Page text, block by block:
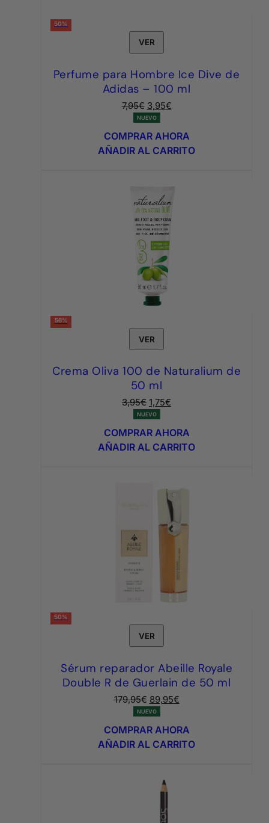
50%
VER
Perfume para Hombre Ice Dive de
Adidas – 100 ml
7,95€ El
precio
original
era:
3,95€El
actual
es:
NUEVO
COMPRAR AHORA
AÑADIR AL CARRITO
56%
VER
Crema Oliva 100 de Naturalium de
50 ml
3,95€ El
precio
original
era:
1,75€
actual
es:
NUEVO
COMPRAR AHORA
AÑADIR AL CARRITO
50%
VER
Sérum reparador Abeille Royale
Double R de Guerlain de 50 ml
179,95€ El
precio
original
era:
179,95€.
89,95€El
actual
es:
89,95€.
NUEVO
COMPRAR AHORA
AÑADIR AL CARRITO